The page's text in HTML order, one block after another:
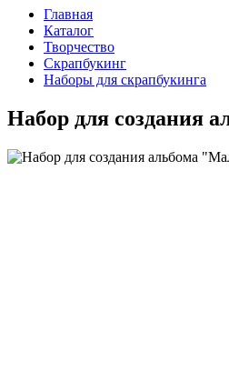
Главная
Каталог
Творчество
Скрапбукинг
Наборы для скрапбукинга
Набор для создания